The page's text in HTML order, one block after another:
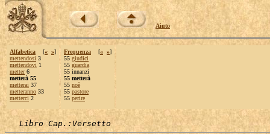
Aiuto
Alfabetica [« »]
mettendosi 3
mettendovi 1
metter6
metterà 55
metterai 37
metteranno 33
metterci 2
Frequenza [« »]
55 giudici
55 guardia
55 innanzi
55 metterà
55 noè
55 pastore
55 perire
Libro Cap.:Versetto